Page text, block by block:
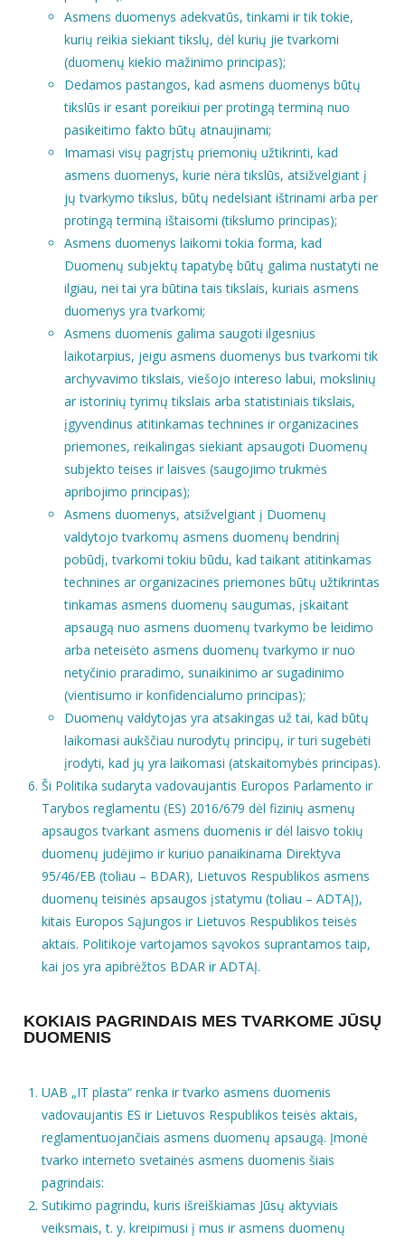
Asmens duomenys adekvatūs, tinkami ir tik tokie,
kurių reikia siekiant tikslų, dėl kurių jie tvarkomi
(duomenų kiekio mažinimo principas);
Dedamos pastangos, kad asmens duomenys būtų
tikslūs ir esant poreikiui per protingą terminą nuo
pasikeitimo fakto būtų atnaujinami;
Imamasi visų pagrįstų priemonių užtikrinti, kad
asmens duomenys, kurie nėra tikslūs, atsižvelgiant į
jų tvarkymo tikslus, būtų nedelsiant ištrinami arba per
protingą terminą ištaisomi (tikslumo principas);
Asmens duomenys laikomi tokia forma, kad
Duomenų subjektų tapatybę būtų galima nustatyti ne
ilgiau, nei tai yra būtina tais tikslais, kuriais asmens
duomenys yra tvarkomi;
Asmens duomenis galima saugoti ilgesnius
laikotarpius, jeigu asmens duomenys bus tvarkomi tik
archyvavimo tikslais, viešojo intereso labui, mokslinių
ar istorinių tyrimų tikslais arba statistiniais tikslais,
įgyvendinus atitinkamas technines ir organizacines
priemones, reikalingas siekiant apsaugoti Duomenų
subjekto teises ir laisves (saugojimo trukmės
apribojimo principas);
Asmens duomenys, atsižvelgiant į Duomenų
valdytojo tvarkomų asmens duomenų bendrinį
pobūdį, tvarkomi tokiu būdu, kad taikant atitinkamas
technines ar organizacines priemones būtų užtikrintas
tinkamas asmens duomenų saugumas, įskaitant
apsaugą nuo asmens duomenų tvarkymo be leidimo
arba neteisėto asmens duomenų tvarkymo ir nuo
netyčinio praradimo, sunaikinimo ar sugadinimo
(vientisumo ir konfidencialumo principas);
Duomenų valdytojas yra atsakingas už tai, kad būtų
laikomasi aukščiau nurodytų principų, ir turi sugebėti
įrodyti, kad jų yra laikomasi (atskaitomybės principas).
Ši Politika sudaryta vadovaujantis Europos Parlamento ir
Tarybos reglamentu (ES) 2016/679 dėl fizinių asmenų
apsaugos tvarkant asmens duomenis ir dėl laisvo tokių
duomenų judėjimo ir kuriuo panaikinama Direktyva
95/46/EB (toliau – BDAR), Lietuvos Respublikos asmens
duomenų teisinės apsaugos įstatymu (toliau – ADTAĮ),
kitais Europos Sąjungos ir Lietuvos Respublikos teisės
aktais. Politikoje vartojamos sąvokos suprantamos taip,
kai jos yra apibrėžtos BDAR ir ADTAĮ.
KOKIAIS PAGRINDAIS MES TVARKOME JŪSŲ
DUOMENIS
UAB „IT plasta“ renka ir tvarko asmens duomenis
vadovaujantis ES ir Lietuvos Respublikos teisės aktais,
reglamentuojančiais asmens duomenų apsaugą. Įmonė
tvarko interneto svetainės asmens duomenis šiais
pagrindais:
Sutikimo pagrindu, kuris išreiškiamas Jūsų aktyviais
veiksmais, t. y. kreipimusi į mus ir asmens duomenų